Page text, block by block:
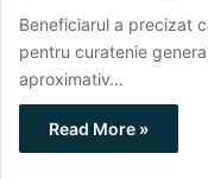
Beneficiarul a precizat
pentru curatenie
aproximativ…
Read More »